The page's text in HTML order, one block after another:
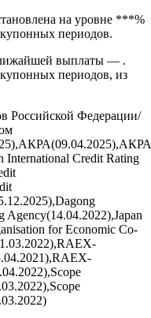
на уровне ***%
периодов.
выплаты — .
периодов, из
Российской Федерации/
International Credit Rating
Agency(14.04.2022),Japan
for Economic Co-